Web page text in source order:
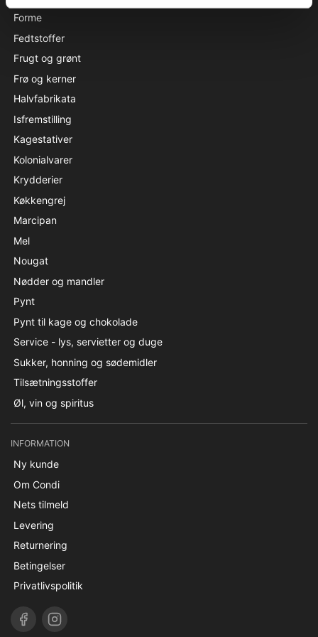
Forme
Fedtstoffer
Frugt og grønt
Frø og kerner
Halvfabrikata
Isfremstilling
Kagestativer
Kolonialvarer
Krydderier
Køkkengrej
Marcipan
Mel
Nougat
Nødder og mandler
Pynt
Pynt til kage og chokolade
Service - lys, servietter og duge
Sukker, honning og sødemidler
Tilsætningsstoffer
Øl, vin og spiritus
INFORMATION
Ny kunde
Om Condi
Nets tilmeld
Levering
Returnering
Betingelser
Privatlivspolitik